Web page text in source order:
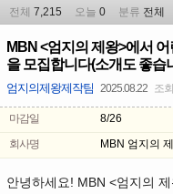
전체 7,215 오늘 0 분류 전체
MBN <엄지의 제왕>에서
을 모집합니다(소개도 좋습
엄지의제왕제작팀 2025.08.22 조회
마감일
8/26
회사명
MBN 엄지의
안녕하세요! MBN <엄지의